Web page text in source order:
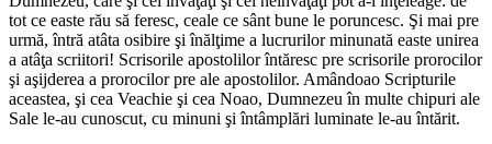
tot ce easte rău să feresc, ceale ce sânt bune le poruncesc. Şi mai pre
urmă, întră atâta osibire şi înălţime a lucrurilor minunată easte unirea
a atâţa scriitori! Scrisorile apostolilor întăresc pre scrisorile prorocilor
şi aşijderea a prorocilor pre ale apostolilor. Amândoao Scripturile
aceastea, şi cea Veachie şi cea Noao, Dumnezeu în multe chipuri ale
Sale le-au cunoscut, cu minuni şi întâmplări luminate le-au întărit.